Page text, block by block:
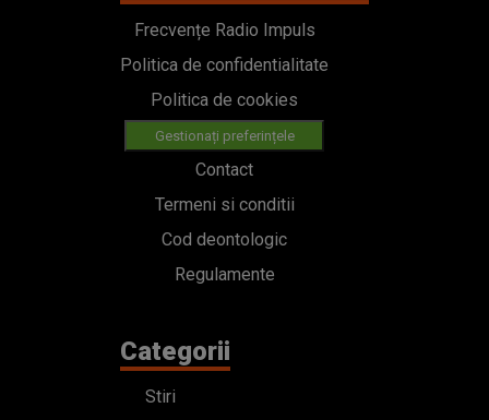
Frecvențe Radio Impuls
Politica de confidentialitate
Politica de cookies
Gestionați preferințele
Contact
Termeni si conditii
Cod deontologic
Regulamente
Categorii
Stiri